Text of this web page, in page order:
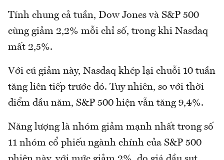
Tính chung cả tuần, Dow Jones và S&P 500
cùng giảm 2,2% mỗi chỉ số, trong khi Nasdaq
mất 2,5%.
Với cú giảm này, Nasdaq khép lại chuỗi 10 tuần
tăng liên tiếp trước đó. Tuy nhiên, so với thời
điểm đầu năm, S&P 500 hiện vẫn tăng 9,4%.
Năng lượng là nhóm giảm mạnh nhất trong số
11 nhóm cổ phiếu ngành chính của S&P 500